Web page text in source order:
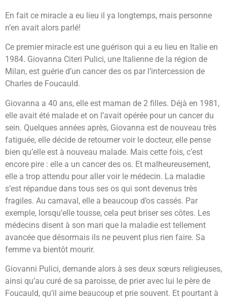
En fait ce miracle a eu lieu il ya longtemps, mais personne
n’en avait alors parlé!
Ce premier miracle est une guérison qui a eu lieu en Italie en
1984. Giovanna Citeri Pulici, une Italienne de la région de
Milan, est guérie d’un cancer des os par l’intercession de
Charles de Foucauld.
Giovanna a 40 ans, elle est maman de 2 filles. Déjà en 1981,
elle avait été malade et on l’avait opérée pour un cancer du
sein. Quelques années après, Giovanna est de nouveau très
fatiguée, elle décide de retourner voir le docteur, elle pense
bien qu’elle est à nouveau malade. Mais cette fois, c’est
encore pire : elle a un cancer des os. Et malheureusement,
elle a trop attendu pour aller voir le médecin. La maladie
s’est répandue dans tous ses os qui sont devenus très
fragiles. Au carnaval, elle a beaucoup d’os cassés. Par
exemple, lorsqu’elle tousse, cela peut briser ses côtes. Les
médecins disent à son mari que la maladie est tellement
avancée que désormais ils ne peuvent plus rien faire. Sa
femme va bientôt mourir.
Giovanni Pulici, demande alors à ses deux sœurs religieuses,
ainsi qu’au curé de sa paroisse, de prier avec lui le père de
Foucauld, qu’il aime beaucoup et prie souvent. Et pourtant à